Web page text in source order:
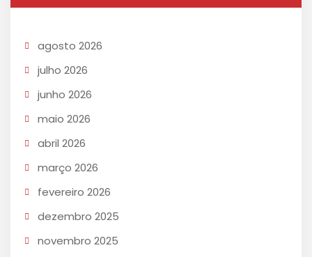
agosto 2026
julho 2026
junho 2026
maio 2026
abril 2026
março 2026
fevereiro 2026
dezembro 2025
novembro 2025